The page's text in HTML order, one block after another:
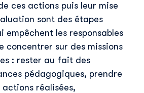
ces actions puis leur mise
sont des étapes
empêchent les responsables
concentrer sur des missions
: rester au fait des
pédagogiques, prendre
actions réalisées,